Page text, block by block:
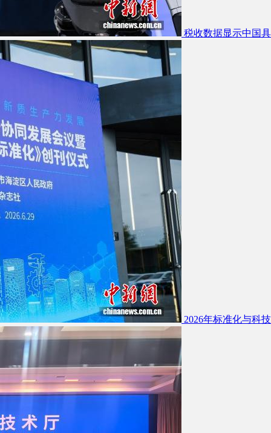
税收数据显示中国
2026年标准化与科